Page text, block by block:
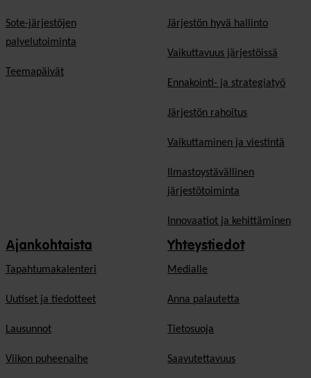
Sote-järjestöjen
palvelutoiminta
Teemapäivät
Järjestön hyvä hallinto
Vaikuttavuus järjestöissä
Ennakointi- ja strategiatyö
Järjestön rahoitus
Vaikuttaminen ja viestintä
Ilmastoystävällinen
järjestötoiminta
Innovaatiot ja kehittäminen
Ajankohtaista
Tapahtumakalenteri
Uutiset ja tiedotteet
Lausunnot
Viikon puheenaihe
Yhteystiedot
Medialle
Anna palautetta
Tietosuoja
Saavutettavuus